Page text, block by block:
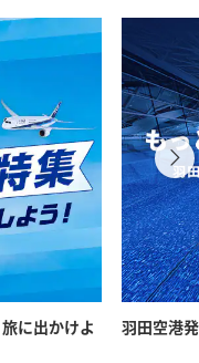
に出かけよ
羽田空港